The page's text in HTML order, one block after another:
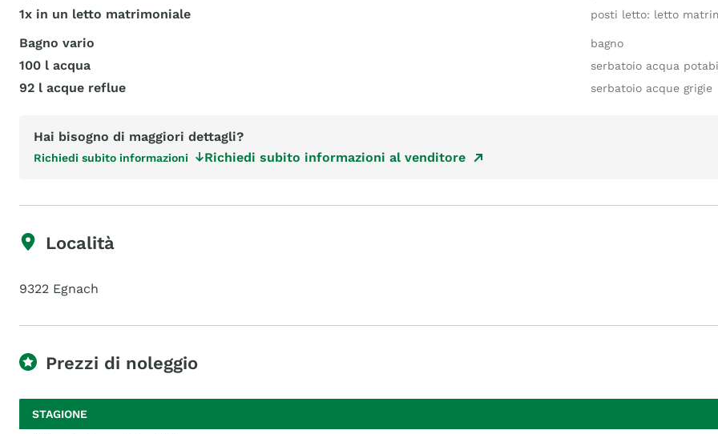
1x in un letto matrimoniale posti letto: letto
Bagno vario bagno
100 l acqua serbatoio acqua
92 l acque reflue serbatoio acque grigie
Hai bisogno di maggiori dettagli?
Richiedi subito informazioni Richiedi subito informazioni al venditore
Località
9322 Egnach
Prezzi di noleggio
STAGIONE